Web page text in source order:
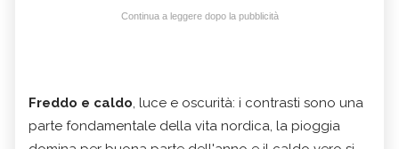
Continua a leggere dopo la pubblicità
Freddo e caldo, luce e oscurità: i contrasti sono una
parte fondamentale della vita nordica, la pioggia